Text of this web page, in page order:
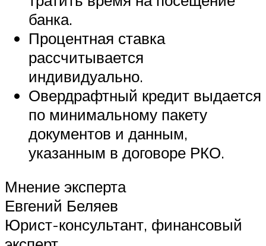
банка.
Процентная ставка
рассчитывается
индивидуально.
Овердрафтный кредит выдается
по минимальному пакету
документов и данным,
указанным в договоре РКО.
Мнение эксперта
Евгений Беляев
Юрист-консультант, финансовый